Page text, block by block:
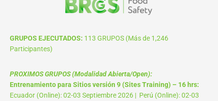
GRUPOS EJECUTADOS: 113 GRUPOS (Más de 1,246
Participantes)
PROXIMOS GRUPOS (Modalidad Abierta/Open):
Entrenamiento para Sitios versión 9 (Sites Training) – 16 hrs:
Ecuador (Online): 02-03 Septiembre 2026 | Perú (Online): 02-03